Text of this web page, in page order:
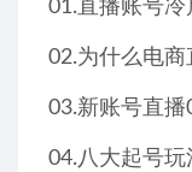
01.直播账号
02.为什么电
03.新账号直
04.八大起号